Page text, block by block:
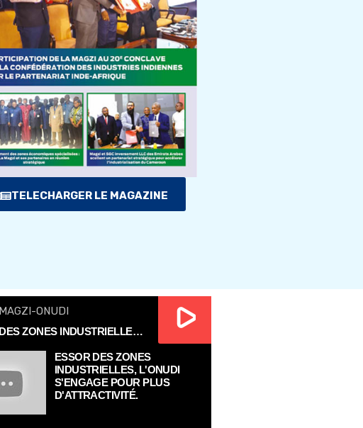
TELECHARGER LE MAGAZINE
ONUDI
ESSOR DES ZONES INDUSTRIELLES, L'ONUDI S'ENGAGE POUR PLUS D'ATTRACTIVITÉ.
ESSOR DES ZONES
INDUSTRIELLES, L'ONUDI
S'ENGAGE POUR PLUS
D'ATTRACTIVITÉ.